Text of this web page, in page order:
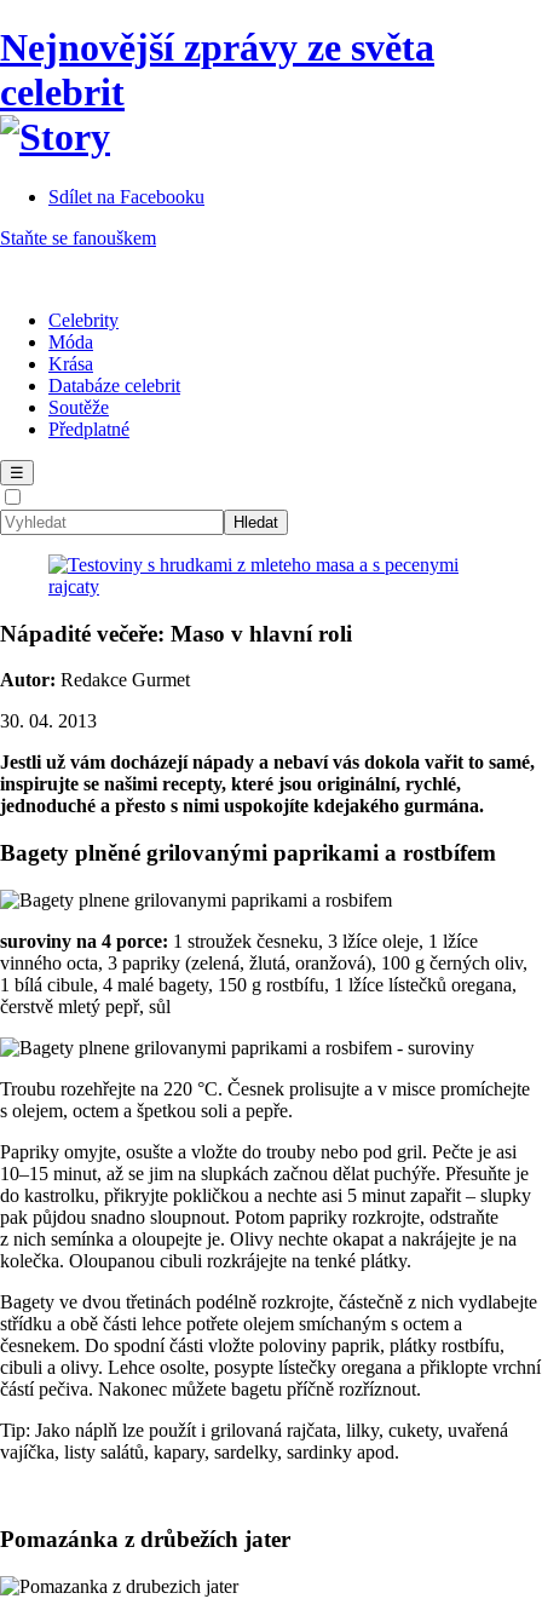
Nejnovější zprávy ze světa
celebrit
Sdílet na Facebooku
Staňte se fanouškem
Celebrity
Móda
Krása
Databáze celebrit
Soutěže
Předplatné
☰
Nápadité večeře: Maso v hlavní roli
Autor: Redakce Gurmet
30. 04. 2013
Jestli už vám docházejí nápady a nebaví vás dokola vařit to samé,
inspirujte se našimi recepty, které jsou originální, rychlé,
jednoduché a přesto s nimi uspokojíte kdejakého gurmána.
Bagety plněné grilovanými paprikami a rostbífem
suroviny na 4 porce: 1 stroužek česneku, 3 lžíce oleje, 1 lžíce
vinného octa, 3 papriky (zelená, žlutá, oranžová), 100 g černých oliv,
1 bílá cibule, 4 malé bagety, 150 g rostbífu, 1 lžíce lístečků oregana,
čerstvě mletý pepř, sůl
Troubu rozehřejte na 220 °C. Česnek prolisujte a v misce promíchejte
s olejem, octem a špetkou soli a pepře.
Papriky omyjte, osušte a vložte do trouby nebo pod gril. Pečte je asi
10–15 minut, až se jim na slupkách začnou dělat puchýře. Přesuňte je
do kastrolku, přikryjte pokličkou a nechte asi 5 minut zapařit – slupky
pak půjdou snadno sloupnout. Potom papriky rozkrojte, odstraňte
z nich semínka a oloupejte je. Olivy nechte okapat a nakrájejte je na
kolečka. Oloupanou cibuli rozkrájejte na tenké plátky.
Bagety ve dvou třetinách podélně rozkrojte, částečně z nich vydlabejte
střídku a obě části lehce potřete olejem smíchaným s octem a
česnekem. Do spodní části vložte poloviny paprik, plátky rostbífu,
cibuli a olivy. Lehce osolte, posypte lístečky oregana a přiklopte vrchní
částí pečiva. Nakonec můžete bagetu příčně rozříznout.
Tip: Jako náplň lze použít i grilovaná rajčata, lilky, cukety, uvařená
vajíčka, listy salátů, kapary, sardelky, sardinky apod.
Pomazánka z drůbežích jater